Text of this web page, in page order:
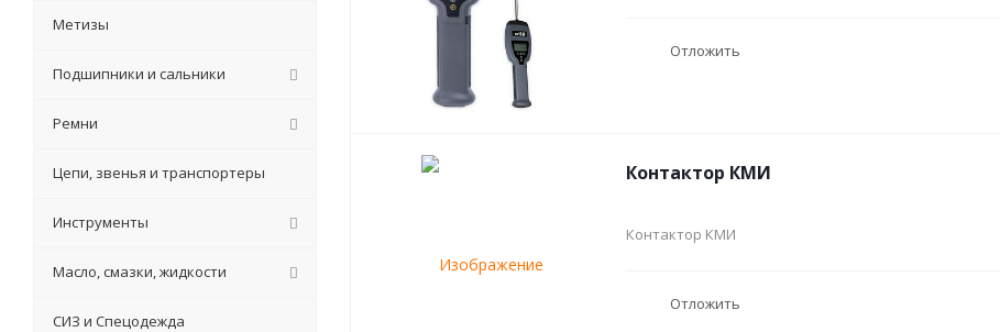
Отложить
Контактор КМИ
Контактор КМИ
Отложить
Метизы
Подшипники и сальники
Ремни
Цепи, звенья и транспортеры
Инструменты
Масло, смазки, жидкости
СИЗ и Спецодежда